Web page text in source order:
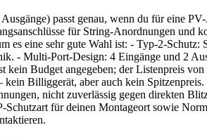
passt genau, wenn du für eine
für String-Anordnungen und
es eine sehr gute Wahl ist: - Typ-2-
- Multi-Port-Design: 4 Eingänge und 2
Budget angegeben; der Listenpreis
Billiggerät, aber auch kein
nicht zuverlässig gegen direkten
für deinen Montageort sowie